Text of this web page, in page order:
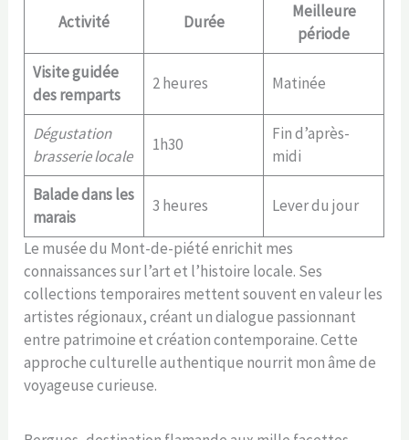
Activité Durée
Meilleure
période
Visite guidée
des remparts
2 heures Matinée
Dégustation
brasserie locale
1h30
Fin d’après-
midi
Balade dans les
marais
3 heures Lever du jour
Le musée du Mont-de-piété enrichit mes
connaissances sur l’art et l’histoire locale. Ses
collections temporaires mettent souvent en valeur les
artistes régionaux, créant un dialogue passionnant
entre patrimoine et création contemporaine. Cette
approche culturelle authentique nourrit mon âme de
voyageuse curieuse.